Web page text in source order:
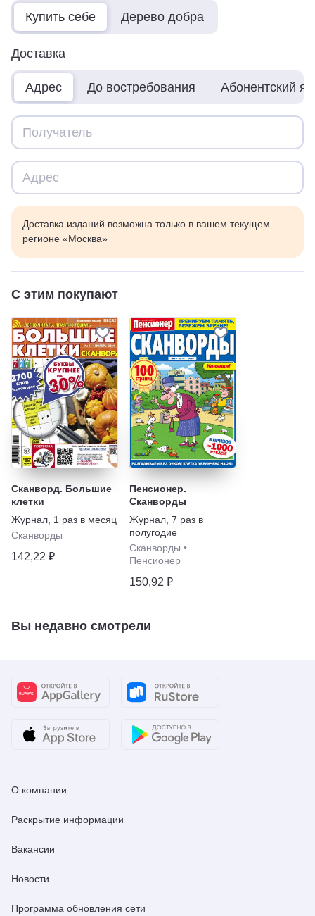
Купить себе Дерево добра
Доставка
Адрес До востребования Абонентский
Доставка изданий возможна только в вашем текущем
регионе «Москва»
С этим покупают
Сканворд. Большие
клетки
Журнал 1 раз в месяц
Сканворды
142,22 ₽
Пенсионер.
Сканворды
Журнал 7 раз в
полугодие
Сканворды •
Пенсионер
150,92 ₽
Вы недавно смотрели
О компании
Раскрытие информации
Вакансии
Новости
Программа обновления сети